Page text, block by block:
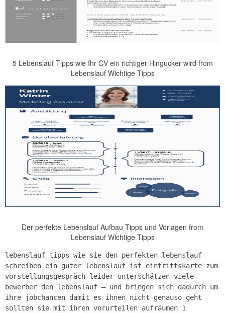
5 Lebenslauf Tipps wie Ihr CV ein richtiger Hingucker wird from
Lebenslauf Wichtige Tipps
Der perfekte Lebenslauf Aufbau Tipps und Vorlagen from
Lebenslauf Wichtige Tipps
lebenslauf tipps wie sie den perfekten lebenslauf
schreiben ein guter lebenslauf ist eintrittskarte zum
vorstellungsgespräch leider unterschätzen viele
bewerber den lebenslauf – und bringen sich dadurch um
ihre jobchancen damit es ihnen nicht genauso geht
sollten sie mit ihren vorurteilen aufräumen 1